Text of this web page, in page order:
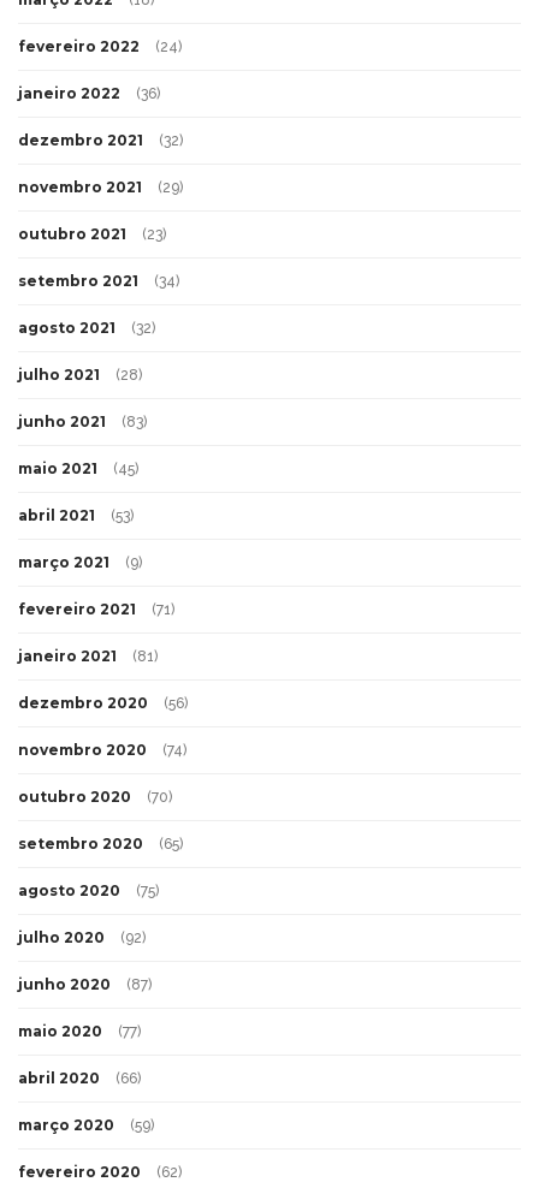
fevereiro 2022 (24)
janeiro 2022 (36)
dezembro 2021 (32)
novembro 2021 (29)
outubro 2021 (23)
setembro 2021 (34)
agosto 2021 (32)
julho 2021 (28)
junho 2021 (83)
maio 2021 (45)
abril 2021 (53)
março 2021 (9)
fevereiro 2021 (71)
janeiro 2021 (81)
dezembro 2020 (56)
novembro 2020 (74)
outubro 2020 (70)
setembro 2020 (65)
agosto 2020 (75)
julho 2020 (92)
junho 2020 (87)
maio 2020 (77)
abril 2020 (66)
março 2020 (59)
fevereiro 2020 (62)